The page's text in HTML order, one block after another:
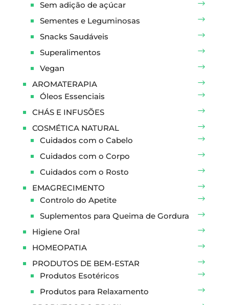
Sem adição de açúcar
Sementes e Leguminosas
Snacks Saudáveis
Superalimentos
Vegan
AROMATERAPIA
Óleos Essenciais
CHÁS E INFUSÕES
COSMÉTICA NATURAL
Cuidados com o Cabelo
Cuidados com o Corpo
Cuidados com o Rosto
EMAGRECIMENTO
Controlo do Apetite
Suplementos para Queima de Gordura
Higiene Oral
HOMEOPATIA
PRODUTOS DE BEM-ESTAR
Produtos Esotéricos
Produtos para Relaxamento